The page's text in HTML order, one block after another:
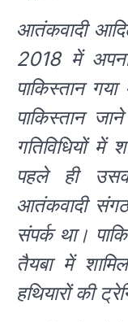
आतंकवादी
2018 में
पाकिस्तान गया
पाकिस्तान
गतिविधियों में
पहले ही
आतंकवादी
संपर्क था।
तैयबा में
हथियारों की